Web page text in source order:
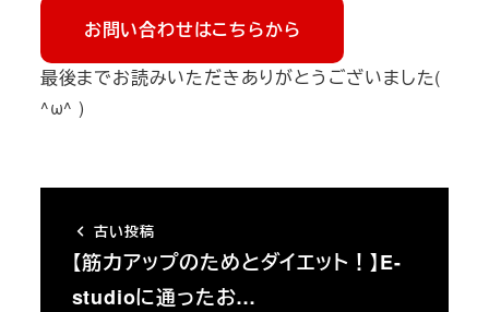
お問い合わせはこちらから
最後までお読みいただきありがとうございました(
^ω^ )
古い投稿
【筋力アップのためとダイエット！】E-
studioに通ったお…